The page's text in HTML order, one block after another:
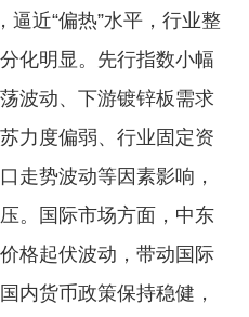
逼近“偏热”水平，行业整
化明显。先行指数小幅
波动、下游镀锌板需求
力度偏弱、行业固定资
走势波动等因素影响，
。国际市场方面，中东
格起伏波动，带动国际
内货币政策保持稳健，